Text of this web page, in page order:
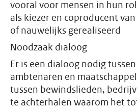
vooral voor mensen in hun rol
als kiezer en coproducent
of nauwelijks gerealiseerd
Noodzaak dialoog
Er is een dialoog nodig
ambtenaren en
tussen bewindslieden,
te achterhalen waarom het